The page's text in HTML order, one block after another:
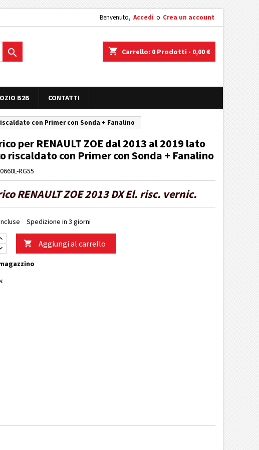
Benvenuto, Accedi o Crea un account
shopping_cart Carrello: 0 Prodotti - 0,00 €

B2B CONTATTI
con Primer con Sonda + Fanalino
per RENAULT ZOE dal 2013 al 2019 lato
riscaldato con Primer con Sonda + Fanalino
RG55
RENAULT ZOE 2013 DX El. risc. vernic.
Spedizione in 3 giorni
 Aggiungi al carrello